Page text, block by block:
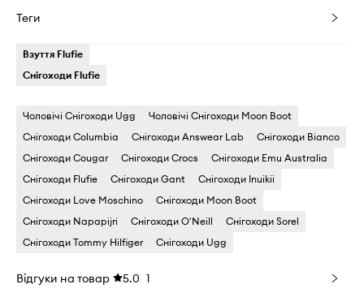
Теги
Взуття Flufie
Снігоходи Flufie
Чоловічі Снігоходи Ugg
Чоловічі Снігоходи Moon Boot
Снігоходи Columbia
Снігоходи Answear Lab
Снігоходи Bianco
Снігоходи Cougar
Снігоходи Crocs
Снігоходи Emu Australia
Снігоходи Flufie
Снігоходи Gant
Снігоходи Inuikii
Снігоходи Love Moschino
Снігоходи Moon Boot
Снігоходи Napapijri
Снігоходи O'Neill
Снігоходи Sorel
Снігоходи Tommy Hilfiger
Снігоходи Ugg
Відгуки на товар 5.0 1